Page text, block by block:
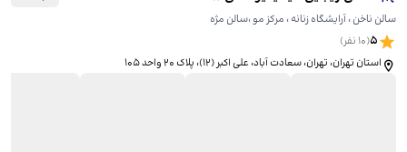
سالن ناخن ، آرایشگاه زنانه ، مرکز مو ،سالن مژه
5
(
10 نفر)
استان تهران، تهران، سعادت آباد، علی اکبر (12)، ​پلاک ۲۰ واحد ۱۰۵